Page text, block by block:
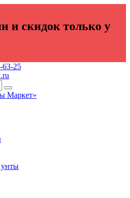
и скидок только у
63-25
унты